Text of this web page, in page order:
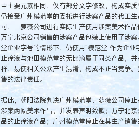
中主要元素相同，仅有部分文字修改，构成实
仍接受广州模范堂的委托进行涉案产品的代工
可，由萝薇公司进行实际生产使用涉案美术作
万宁北京公司销售的涉案产品包装上使用了涉
堂企业字号的情形下，仍使用“模范堂”作为企
止痒液与池田模范堂的无比滴属于同类产品，
样，易使相关公众产生混淆，构成不正当竞争
售的法律责任。
据此，朝阳法院判决广州模范堂、萝薇公司停
涉案两幅美术作品，并发表声明致歉；万宁北
品的止痒液产品；广州模范堂停止在其生产销